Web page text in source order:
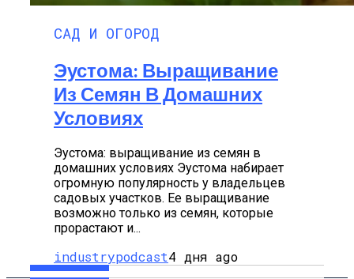
САД И ОГОРОД
Эустома: Выращивание
Из Семян В Домашних
Условиях
Эустома: выращивание из семян в
домашних условиях Эустома набирает
огромную популярность у владельцев
садовых участков. Ее выращивание
возможно только из семян, которые
прорастают и...
industrypodcast4 дня ago